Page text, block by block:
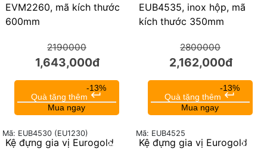
EVM2260, mã kích thước
600mm
2190000
1,643,000đ
-13%
Quà tặng thêm keyboard_return
Mua ngay
EUB4535, inox hộp, mã
kích thước 350mm
2800000
2,162,000đ
-13%
Quà tặng thêm keyboard_return
Mua ngay
24%
Kệ đựng gia vị Eurogold
Mã: EUB4530 (EU1230)
23%
Kệ đựng gia vị Eurogold
Mã: EUB4525